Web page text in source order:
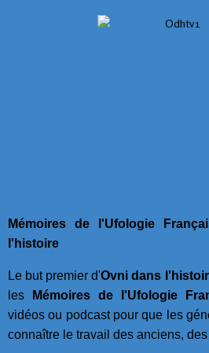
Mémoires de l'Ufologie
l'histoire
Le but premier d'Ovni dans
les
Mémoires de l'Ufologie
vidéos ou podcast pour que les
connaître le travail des anciens,